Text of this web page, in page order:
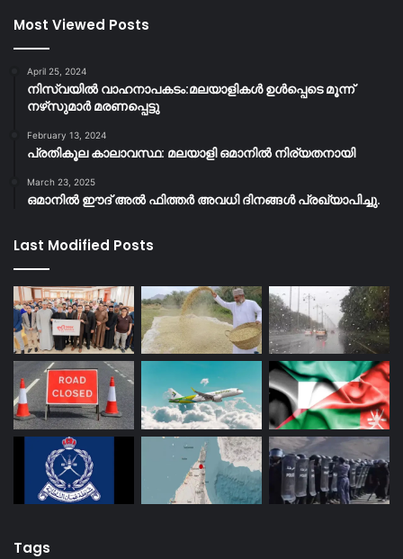
Most Viewed Posts
April 25, 2024
നിസ്‌വയിൽ വാഹനാപകടം:മലയാളികള്‍ ഉള്‍പ്പെടെ മൂന്ന്
നഴ്‌സുമാര്‍ മരണപ്പെട്ടു
February 13, 2024
പ്രതികൂല കാലാവസ്ഥ: മലയാളി ഒമാനിൽ നിര്യതനായി
March 23, 2025
ഒമാനിൽ ഈദ് അൽ ഫിത്തർ അവധി ദിനങ്ങൾ പ്രഖ്യാപിച്ചു.
Last Modified Posts
Tags